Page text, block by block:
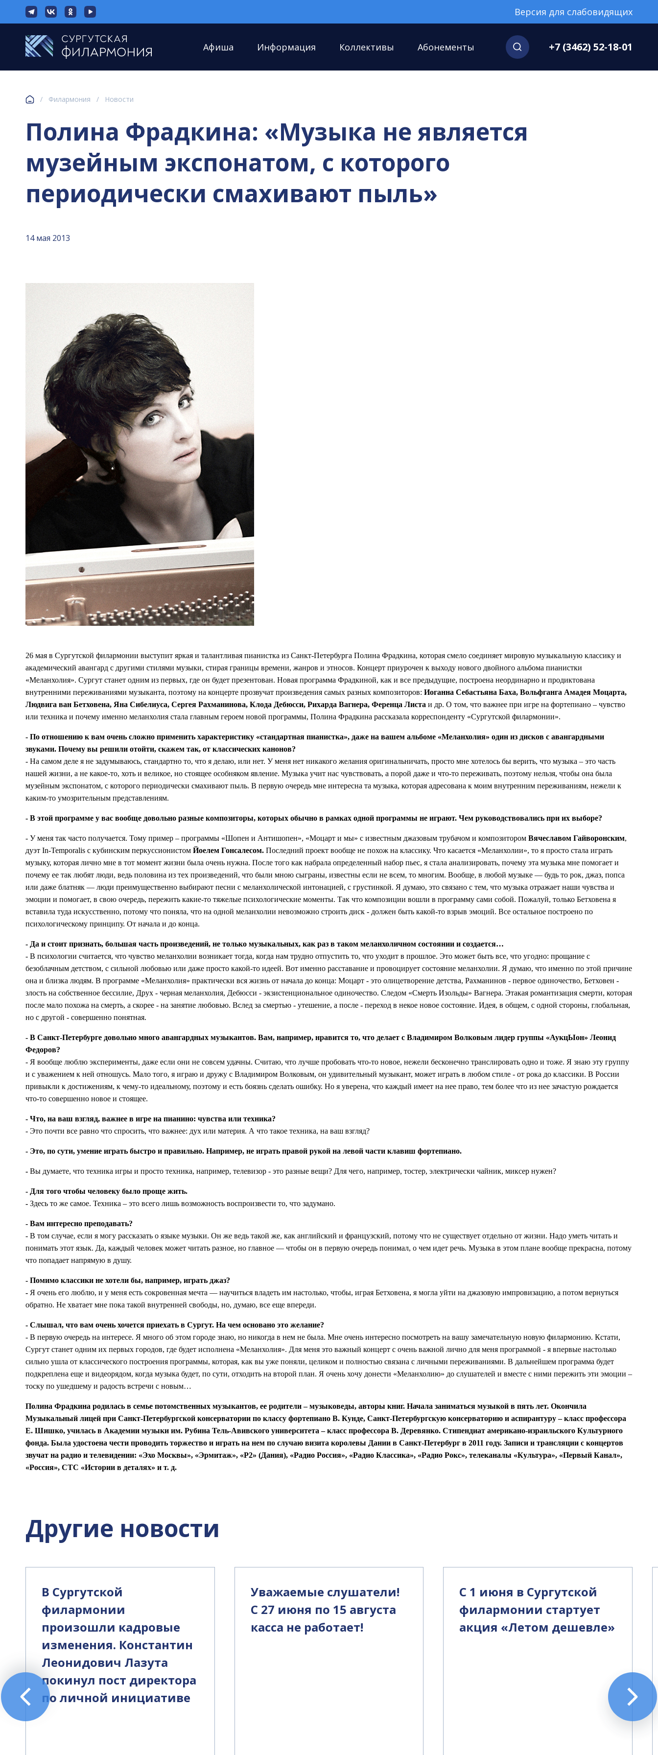
Версия для слабовидящих
Афиша Информация Коллективы Абонементы +7 (3462) 52-18-01
/ Филармония / Новости
Полина Фрадкина: «Музыка не является
музейным экспонатом, с которого
периодически смахивают пыль»
14 мая 2013
26 мая в Сургутской филармонии выступит яркая и талантливая пианистка из Санкт-Петербурга Полина Фрадкина, которая смело соединяет мировую музыкальную классику и
академический авангард с другими стилями музыки, стирая границы времени, жанров и этносов. Концерт приурочен к выходу нового двойного альбома пианистки
«Меланхолия». Сургут станет одним из первых, где он будет презентован. Новая программа Фрадкиной, как и все предыдущие, построена неординарно и продиктована
внутренними переживаниями музыканта, поэтому на концерте прозвучат произведения самых разных композиторов: Иоганна Себастьяна Баха, Вольфганга Амадея Моцарта,
Людвига ван Бетховена, Яна Сибелиуса, Сергея Рахманинова, Клода Дебюсси, Рихарда Вагнера, Ференца Листа и др. О том, что важнее при игре на фортепиано – чувство
или техника и почему именно меланхолия стала главным героем новой программы, Полина Фрадкина рассказала корреспонденту «Сургутской филармонии».
- По отношению к вам очень сложно применить характеристику «стандартная пианистка», даже на вашем альбоме «Меланхолия» один из дисков с авангардными
звуками. Почему вы решили отойти, скажем так, от классических канонов?
- На самом деле я не задумываюсь, стандартно то, что я делаю, или нет. У меня нет никакого желания оригинальничать, просто мне хотелось бы верить, что музыка – это часть
нашей жизни, а не какое-то, хоть и великое, но стоящее особняком явление. Музыка учит нас чувствовать, а порой даже и что-то переживать, поэтому нельзя, чтобы она была
музейным экспонатом, с которого периодически смахивают пыль. В первую очередь мне интересна та музыка, которая адресована к моим внутренним переживаниям, нежели к
каким-то умозрительным представлениям.
- В этой программе у вас вообще довольно разные композиторы, которых обычно в рамках одной программы не играют. Чем руководствовались при их выборе?
- У меня так часто получается. Тому пример – программы «Шопен и Антишопен», «Моцарт и мы» c известным джазовым трубачом и композитором Вячеславом Гайворонским,
дуэт In-Temporalis с кубинским перкуссионистом Йоелем Гонсалесом. Последний проект вообще не похож на классику. Что касается «Меланхолии», то я просто стала играть
музыку, которая лично мне в тот момент жизни была очень нужна. После того как набрала определенный набор пьес, я стала анализировать, почему эта музыка мне помогает и
почему ее так любят люди, ведь половина из тех произведений, что были мною сыграны, известны если не всем, то многим. Вообще, в любой музыке — будь то рок, джаз, попса
или даже блатняк — люди преимущественно выбирают песни с меланхолической интонацией, с грустинкой. Я думаю, это связано с тем, что музыка отражает наши чувства и
эмоции и помогает, в свою очередь, пережить какие-то тяжелые психологические моменты. Так что композиции вошли в программу сами собой. Пожалуй, только Бетховена я
вставила туда искусственно, потому что поняла, что на одной меланхолии невозможно строить диск - должен быть какой-то взрыв эмоций. Все остальное построено по
психологическому принципу. От начала и до конца.
- Да и стоит признать, большая часть произведений, не только музыкальных, как раз в таком меланхоличном состоянии и создается…
- В психологии считается, что чувство меланхолии возникает тогда, когда нам трудно отпустить то, что уходит в прошлое. Это может быть все, что угодно: прощание с
безоблачным детством, с сильной любовью или даже просто какой-то идеей. Вот именно расставание и провоцирует состояние меланхолии. Я думаю, что именно по этой причине
она и близка людям. В программе «Меланхолия» практически вся жизнь от начала до конца: Моцарт - это олицетворение детства, Рахманинов - первое одиночество, Бетховен -
злость на собственное бессилие, Друх - черная меланхолия, Дебюсси - экзистенциональное одиночество. Следом «Смерть Изольды» Вагнера. Этакая романтизация смерти, которая
после мало похожа на смерть, а скорее - на занятие любовью. Вслед за смертью - утешение, а после - переход в некое новое состояние. Идея, в общем, с одной стороны, глобальная,
но с другой - совершенно понятная.
- В Санкт-Петербурге довольно много авангардных музыкантов. Вам, например, нравится то, что делает с Владимиром Волковым лидер группы «АукцЫон» Леонид
Федоров?
- Я вообще люблю эксперименты, даже если они не совсем удачны. Считаю, что лучше пробовать что-то новое, нежели бесконечно транслировать одно и тоже. Я знаю эту группу
и с уважением к ней отношусь. Мало того, я играю и дружу с Владимиром Волковым, он удивительный музыкант, может играть в любом стиле - от рока до классики. В России
привыкли к достижениям, к чему-то идеальному, поэтому и есть боязнь сделать ошибку. Но я уверена, что каждый имеет на нее право, тем более что из нее зачастую рождается
что-то совершенно новое и стоящее.
- Что, на ваш взгляд, важнее в игре на пианино: чувства или техника?
- Это почти все равно что спросить, что важнее: дух или материя. А что такое техника, на ваш взгляд?
- Это, по сути, умение играть быстро и правильно. Например, не играть правой рукой на левой части клавиш фортепиано.
- Вы думаете, что техника игры и просто техника, например, телевизор - это разные вещи? Для чего, например, тостер, электрически чайник, миксер нужен?
- Для того чтобы человеку было проще жить.
- Здесь то же самое. Техника – это всего лишь возможность воспроизвести то, что задумано.
- Вам интересно преподавать?
- В том случае, если я могу рассказать о языке музыки. Он же ведь такой же, как английский и французский, потому что не существует отдельно от жизни. Надо уметь читать и
понимать этот язык. Да, каждый человек может читать разное, но главное — чтобы он в первую очередь понимал, о чем идет речь. Музыка в этом плане вообще прекрасна, потому
что попадает напрямую в душу.
- Помимо классики не хотели бы, например, играть джаз?
- Я очень его люблю, и у меня есть сокровенная мечта — научиться владеть им настолько, чтобы, играя Бетховена, я могла уйти на джазовую импровизацию, а потом вернуться
обратно. Не хватает мне пока такой внутренней свободы, но, думаю, все еще впереди.
- Слышал, что вам очень хочется приехать в Сургут. На чем основано это желание?
- В первую очередь на интересе. Я много об этом городе знаю, но никогда в нем не была. Мне очень интересно посмотреть на вашу замечательную новую филармонию. Кстати,
Сургут станет одним их первых городов, где будет исполнена «Меланхолия». Для меня это важный концерт с очень важной лично для меня программой - я впервые настолько
сильно ушла от классического построения программы, которая, как вы уже поняли, целиком и полностью связана с личными переживаниями. В дальнейшем программа будет
подкреплена еще и видеорядом, когда музыка будет, по сути, отходить на второй план. Я очень хочу донести «Меланхолию» до слушателей и вместе с ними пережить эти эмоции –
тоску по ушедшему и радость встречи с новым…
Полина Фрадкина родилась в семье потомственных музыкантов, ее родители – музыковеды, авторы книг. Начала заниматься музыкой в пять лет. Окончила
Музыкальный лицей при Санкт-Петербургской консерватории по классу фортепиано В. Кунде, Санкт-Петербургскую консерваторию и аспирантуру – класс профессора
Е. Шишко, училась в Академии музыки им. Рубина Тель-Авивского университета – класс профессора В. Деревянко. Стипендиат американо-израильского Культурного
фонда. Была удостоена чести проводить торжество и играть на нем по случаю визита королевы Дании в Санкт-Петербург в 2011 году. Записи и трансляции с концертов
звучат на радио и телевидении: «Эхо Москвы», «Эрмитаж», «P2» (Дания), «Радио Россия», «Радио Классика», «Радио Рокс», телеканалы «Культура», «Первый Канал»,
«Россия», СТС «Истории в деталях» и т. д.
Другие новости
В Сургутской
филармонии
произошли кадровые
изменения. Константин
Леонидович Лазута
покинул пост директора
по личной инициативе
Уважаемые слушатели!
С 27 июня по 15 августа
касса не работает!
С 1 июня в Сургутской
филармонии стартует
акция «Летом дешевле»